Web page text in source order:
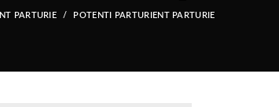
PARTURIE POTENTI PARTURIENT PARTURIE